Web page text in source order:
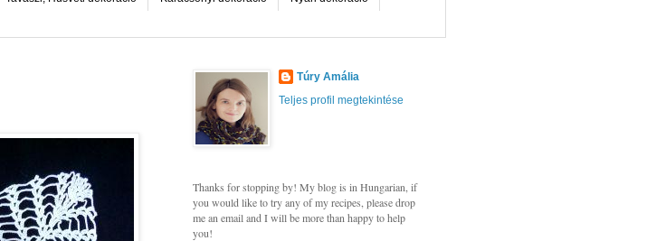
Túry Amália
Teljes profil megtekintése
Thanks for stopping by! My blog is in Hungarian, if
you would like to try any of my recipes, please drop
me an email and I will be more than happy to help
you!